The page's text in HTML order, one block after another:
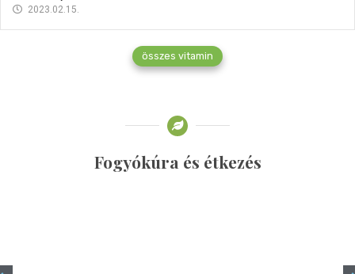
2023.02.15.
összes vitamin
Fogyókúra és étkezés